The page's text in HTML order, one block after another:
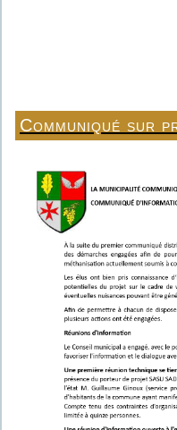
Communiqué sur